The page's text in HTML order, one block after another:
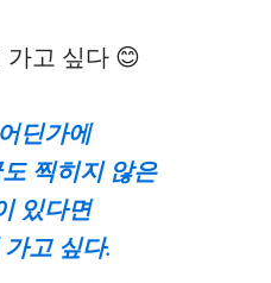
가고 싶다 😊
딘가에
찍히지 않은
있다면
고 싶다.